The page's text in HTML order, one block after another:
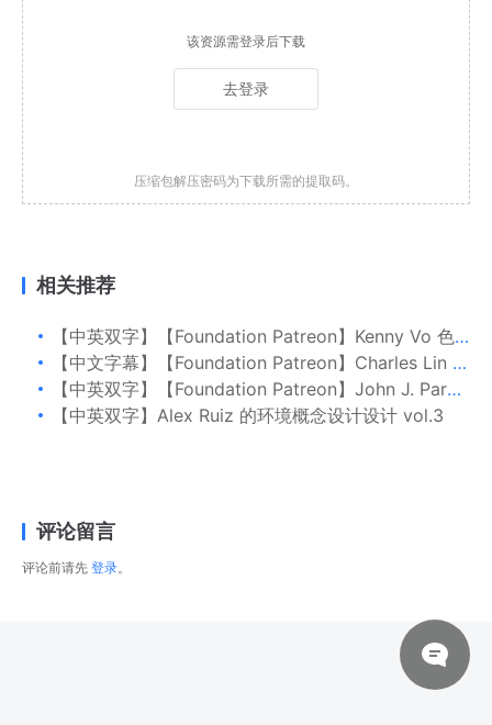
该资源需登录后下载
去登录
压缩包解压密码为下载所需的提取码。
相关推荐
【中英双字】【Foundation Patreon】Kenny Vo 色彩理论与程式化插图
【中文字幕】【Foundation Patreon】Charles Lin 车辆设计 Part 1
【中英双字】【Foundation Patreon】John J. Park 创建环境 Part 3：应用光影
【中英双字】Alex Ruiz 的环境概念设计设计 vol.3
评论留言
评论前请先 登录。